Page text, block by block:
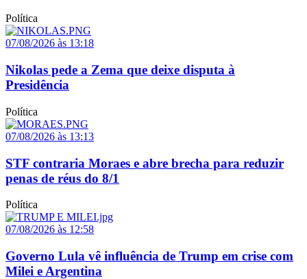
Política
07/08/2026 às 13:18
Nikolas pede a Zema que deixe disputa à
Presidência
Política
07/08/2026 às 13:13
STF contraria Moraes e abre brecha para reduzir
penas de réus do 8/1
Política
07/08/2026 às 12:58
Governo Lula vê influência de Trump em crise com
Milei e Argentina